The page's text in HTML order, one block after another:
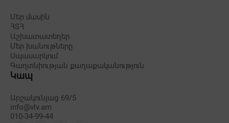
Մեր մասին
ՀՏՀ
Աշխատատեղեր
Մեր խանութները
Սպասարկում
Գաղտնիության քաղաքականություն
Կապ
Արշակունյաց 69/5
info@vlv.am
010-34-99-44